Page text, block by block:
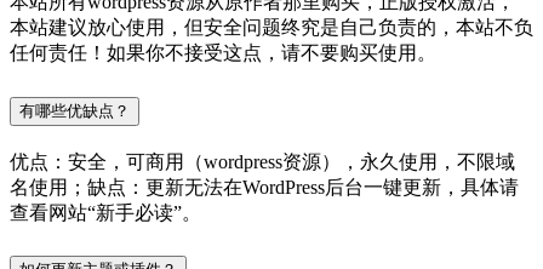
本站建议放心使用，但安全问题终究是自己负责的，本站不负
任何责任！如果你不接受这点，请不要购买使用。
有哪些优缺点？
优点：安全，可商用（wordpress资源），永久使用，不限域
名使用；缺点：更新无法在WordPress后台一键更新，具体请
查看网站“新手必读”。